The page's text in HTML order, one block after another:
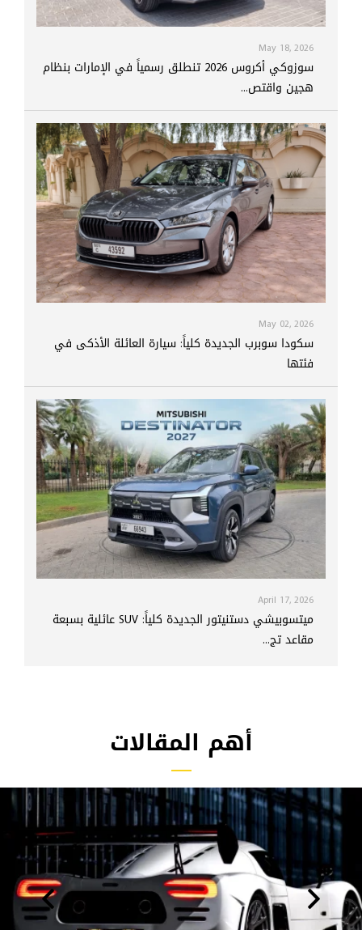
May 18, 2026
سوزوكي أكروس 2026 تنطلق رسمياً في الإمارات بنظام
هجين واقتص...
May 02, 2026
سكودا سوبرب الجديدة كلياً: سيارة العائلة الأذكى في
فئتها
April 17, 2026
ميتسوبيشي دستنيتور الجديدة كلياً: SUV عائلية بسبعة
مقاعد تج...
أهم المقالات